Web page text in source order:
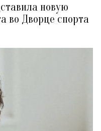
новую
во Дворце спорта